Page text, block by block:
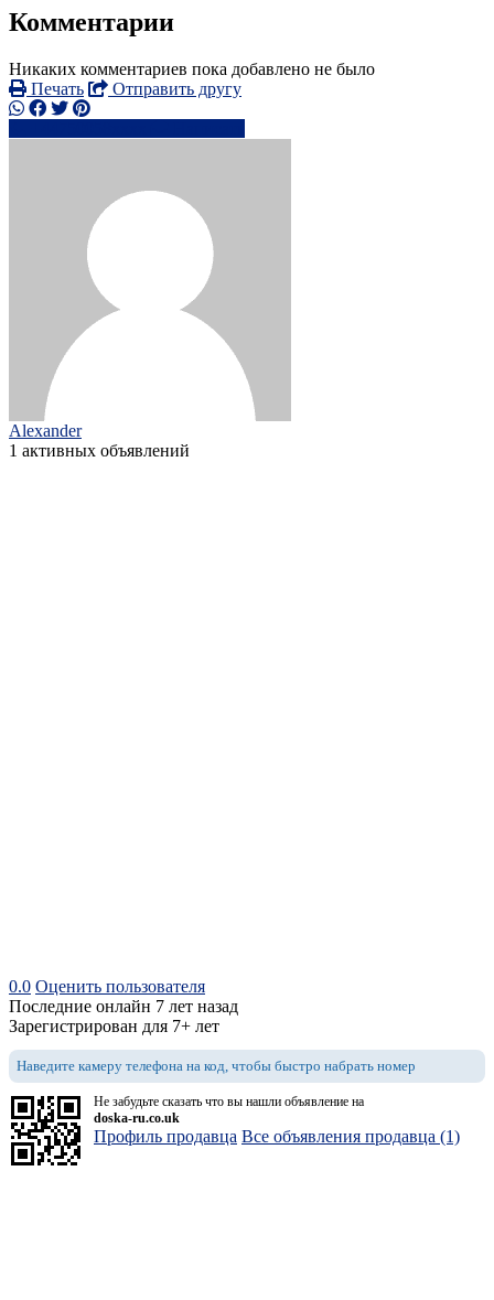
Комментарии
Никаких комментариев пока добавлено не было
Печать
Отправить другу
Alexander
1 активных объявлений
0.0 Оценить пользователя
Последние онлайн 7 лет назад
Зарегистрирован для 7+ лет
Наведите камеру телефона на код, чтобы быстро набрать номер
Не забудьте сказать что вы нашли объявление на
doska-ru.co.uk
Профиль продавца Все объявления продавца (1)